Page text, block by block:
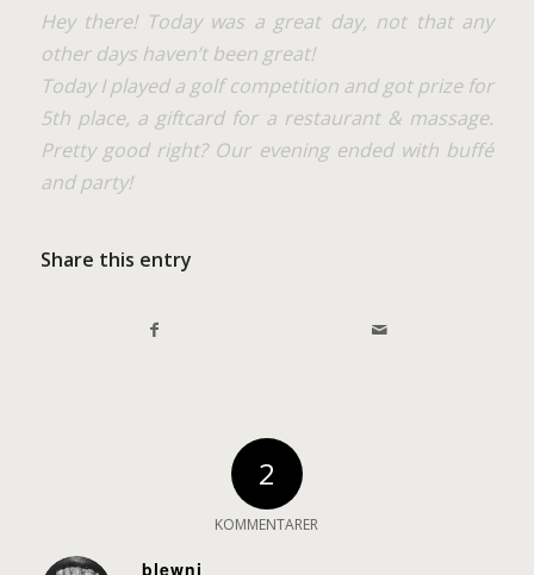
Hey there! Today was a great day, not that any
other days haven’t been great!
Today I played a golf competition and got prize for
5th place, a giftcard for a restaurant & massage.
Pretty good right? Our evening ended with buffé
and party!
Share this entry
2
KOMMENTARER
blewni